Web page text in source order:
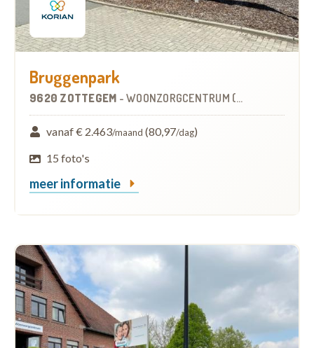
Bruggenpark
9620 ZOTTEGEM - WOONZORGCENTRUM (WZC)
vanaf € 2.463/maand (80,97/dag)
15 foto's
meer informatie